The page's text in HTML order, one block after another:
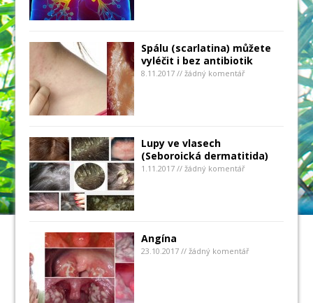
Spálu (scarlatina) můžete
vyléčit i bez antibiotik
8.11.2017 // žádný komentář
Lupy ve vlasech
(Seboroická dermatitida)
1.11.2017 // žádný komentář
Angína
23.10.2017 // žádný komentář